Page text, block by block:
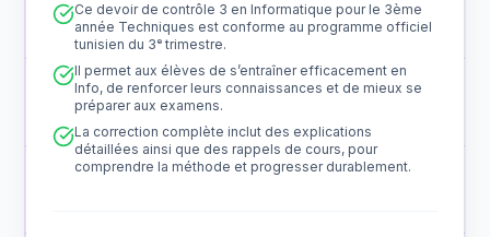
Ce devoir de contrôle 3 en Informatique pour le 3ème
année Techniques est conforme au programme officiel
tunisien du 3ᵉ trimestre.
Il permet aux élèves de s’entraîner efficacement en
Info, de renforcer leurs connaissances et de mieux se
préparer aux examens.
La correction complète inclut des explications
détaillées ainsi que des rappels de cours, pour
comprendre la méthode et progresser durablement.